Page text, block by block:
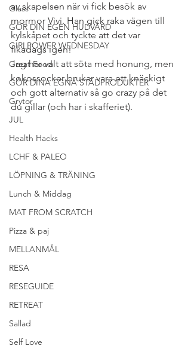
Glass
GÖR DIN EGEN HUDVÅRD
GIRLPOWER WEDNESDAY
Great Food
GÖR DINA EGNA STÄDPRODUKTER
Grytor
JUL
Health Hacks
LCHF & PALEO
LÖPNING & TRÄNING
Lunch & Middag
MAT FROM SCRATCH
Pizza & paj
MELLANMÅL
RESA
RESEGUIDE
RETREAT
Sallad
Self Love
av skapelsen när vi fick besök av
mormor Vivi. Han gick raka vägen till
kylskåpet och tyckte att det var
fikadags igen!
Jag har valt att söta med honung, men
kokossocker brukar vara ett knäckigt
och gott alternativ så go crazy på det
du gillar (och har i skafferiet).